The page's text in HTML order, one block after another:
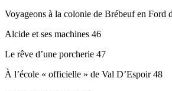
Voyageons à la colonie de Brébeuf en Ford
Alcide et ses machines 46
Le rêve d’une porcherie 47
À l’école « officielle » de Val D’Espoir 48